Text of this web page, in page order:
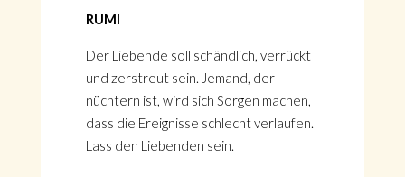
RUMI
Der Liebende soll schändlich, verrückt
und zerstreut sein. Jemand, der
nüchtern ist, wird sich Sorgen machen,
dass die Ereignisse schlecht verlaufen.
Lass den Liebenden sein.